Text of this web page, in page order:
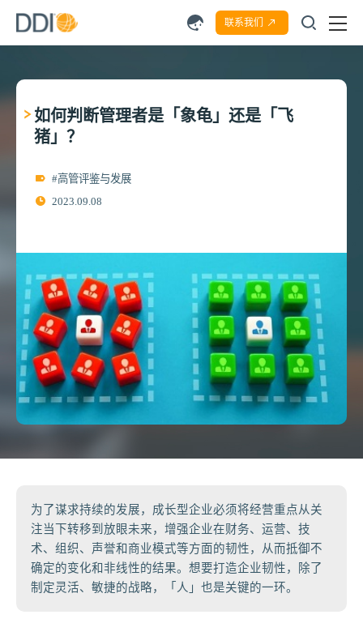
联系我们
如何判断管理者是「象龟」还是「飞
猪」？
#高管评鉴与发展
2023.09.08
为了谋求持续的发展，成长型企业必须将经营重点从关
注当下转移到放眼未来，增强企业在财务、运营、技
术、组织、声誉和商业模式等方面的韧性，从而抵御不
确定的变化和非线性的结果。想要打造企业韧性，除了
制定灵活、敏捷的战略，「人」也是关键的一环。